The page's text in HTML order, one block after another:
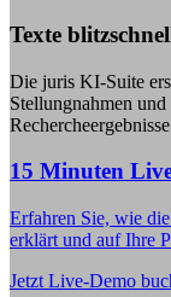
Texte
Die juris KI-Suite
Stellungnahmen
15 Minuten
Erfahren Sie, wie
erklärt und auf Ihre
Jetzt Live-Demo